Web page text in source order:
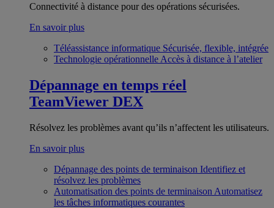
Connectivité à distance pour des opérations sécurisées.
En savoir plus
Téléassistance informatique Sécurisée, flexible, intégrée
Technologie opérationnelle Accès à distance à l’atelier
Dépannage en temps réel
TeamViewer DEX
Résolvez les problèmes avant qu’ils n’affectent les utilisateurs.
En savoir plus
Dépannage des points de terminaison Identifiez et
résolvez les problèmes
Automatisation des points de terminaison Automatisez
les tâches informatiques courantes